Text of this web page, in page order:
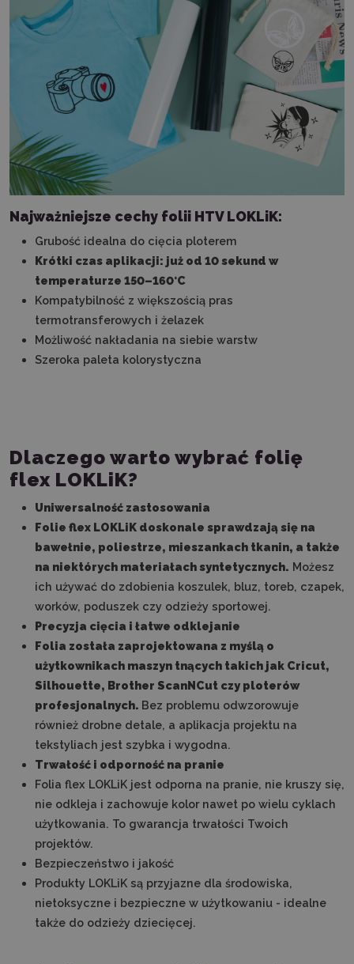
Najważniejsze cechy folii HTV LOKLiK:
Grubość idealna do cięcia ploterem
Krótki czas aplikacji: już od 10 sekund w
temperaturze 150–160°C
Kompatybilność z większością pras
termotransferowych i żelazek
Możliwość nakładania na siebie warstw
Szeroka paleta kolorystyczna
Dlaczego warto wybrać folię
flex LOKLiK?
Uniwersalność zastosowania
Folie flex LOKLiK doskonale sprawdzają się na
bawełnie, poliestrze, mieszankach tkanin, a także
na niektórych materiałach syntetycznych. Możesz
ich używać do zdobienia koszulek, bluz, toreb, czapek,
worków, poduszek czy odzieży sportowej.
Precyzja cięcia i łatwe odklejanie
Folia została zaprojektowana z myślą o
użytkownikach maszyn tnących takich jak Cricut,
Silhouette, Brother ScanNCut czy ploterów
profesjonalnych. Bez problemu odwzorowuje
również drobne detale, a aplikacja projektu na
tekstyliach jest szybka i wygodna.
Trwałość i odporność na pranie
Folia flex LOKLiK jest odporna na pranie, nie kruszy się,
nie odkleja i zachowuje kolor nawet po wielu cyklach
użytkowania. To gwarancja trwałości Twoich
projektów.
Bezpieczeństwo i jakość
Produkty LOKLiK są przyjazne dla środowiska,
nietoksyczne i bezpieczne w użytkowaniu - idealne
także do odzieży dziecięcej.